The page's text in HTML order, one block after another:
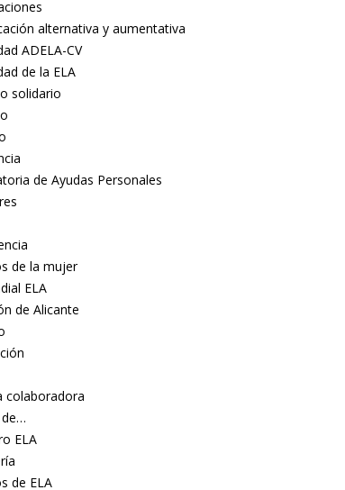
alternativa y aumentativa
ADELA-CV
de la ELA
solidario
de Ayudas Personales
de la mujer
ELA
de Alicante
colaboradora
de…
ELA
de ELA